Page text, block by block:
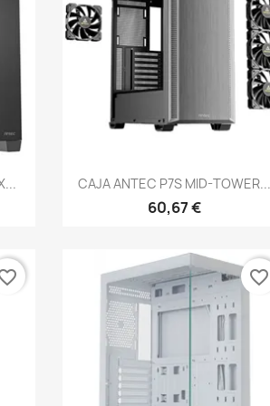
Vista rápida
CAJA ANTEC P7S MID-TOWER...
60,67 €
favorite_border